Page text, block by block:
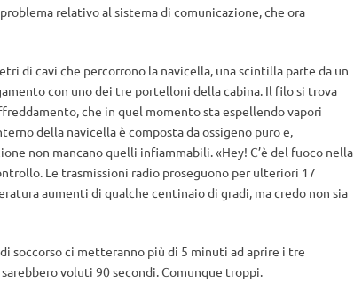
relativo al sistema di comunicazione, che ora
di cavi che percorrono la navicella, una scintilla parte da un
con uno dei tre portelloni della cabina. Il filo si trova
che in quel momento sta espellendo vapori
della navicella è composta da ossigeno puro e,
non mancano quelli infiammabili. «Hey! C’è del fuoco nella
Le trasmissioni radio proseguono per ulteriori 17
aumenti di qualche centinaio di gradi, ma credo non sia
soccorso ci metteranno più di 5 minuti ad aprire i tre
voluti 90 secondi. Comunque troppi.